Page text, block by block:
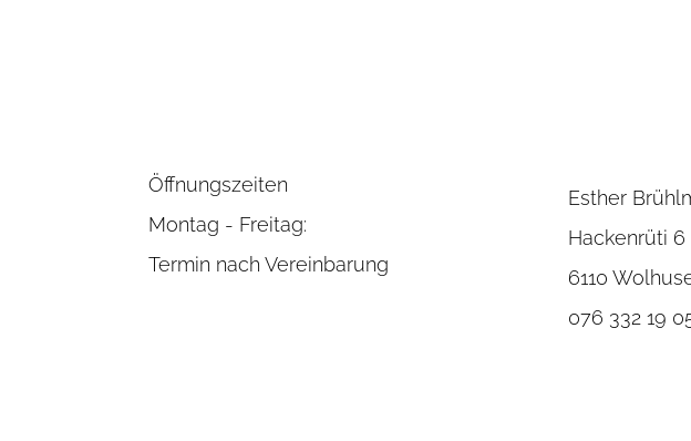
Öffnungszeiten
Montag - Freitag:
Termin nach Vereinbarung
Esther
Hackenrüti 6
6110
076 332 19